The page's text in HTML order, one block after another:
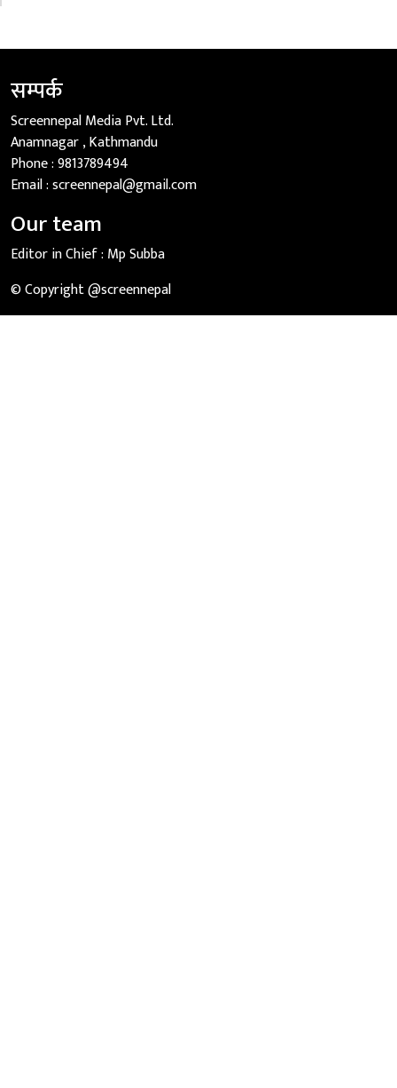
सम्पर्क
Screennepal Media Pvt. Ltd.
Anamnagar , Kathmandu
Phone :9813789494
Email :screennepal@gmail.com
Our team
Editor in Chief : Mp Subba
© Copyright @screennepal